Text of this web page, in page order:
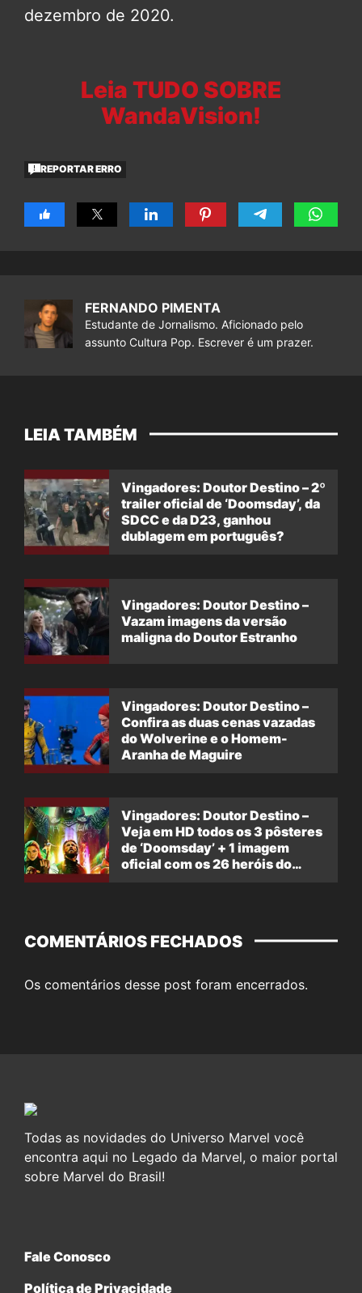
dezembro de 2020.
Leia TUDO SOBRE
WandaVision!
REPORTAR ERRO
FERNANDO PIMENTA
Estudante de Jornalismo. Aficionado pelo
assunto Cultura Pop. Escrever é um prazer.
LEIA TAMBÉM
Vingadores: Doutor Destino – 2º
trailer oficial de ‘Doomsday’, da
SDCC e da D23, ganhou
dublagem em português?
Vingadores: Doutor Destino –
Vazam imagens da versão
maligna do Doutor Estranho
Vingadores: Doutor Destino –
Confira as duas cenas vazadas
do Wolverine e o Homem-
Aranha de Maguire
Vingadores: Doutor Destino –
Veja em HD todos os 3 pôsteres
de ‘Doomsday’ + 1 imagem
oficial com os 26 heróis do
COMENTÁRIOS FECHADOS
Os comentários desse post foram encerrados.
Todas as novidades do Universo Marvel você
encontra aqui no Legado da Marvel, o maior portal
sobre Marvel do Brasil!
Fale Conosco
Política de Privacidade